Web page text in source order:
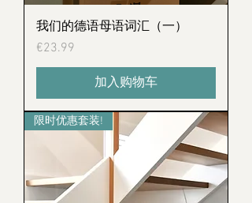
我们的德语母语词汇（一）
Price
€23.99
加入购物车
限时优惠套装!